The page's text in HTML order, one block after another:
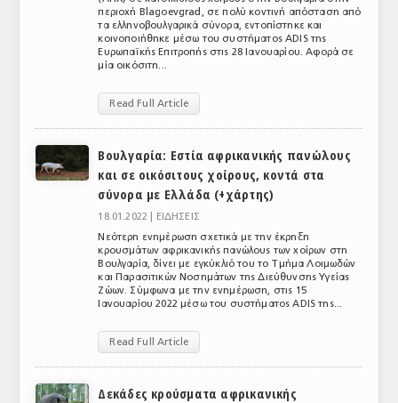
περιοχή Blagoevgrad, σε πολύ κοντινή απόσταση από
τα ελληνοβουλγαρικά σύνορα, εντοπίστηκε και
κοινοποιήθηκε μέσω του συστήματος ADIS της
Ευρωπαϊκής Επιτροπής στις 28 Ιανουαρίου. Αφορά σε
μία οικόσιτη...
Read Full Article
Βουλγαρία: Εστία αφρικανικής πανώλους
και σε οικόσιτους χοίρους, κοντά στα
σύνορα με Ελλάδα (+χάρτης)
18.01.2022 |
ΕΙΔΗΣΕΙΣ
Νεότερη ενημέρωση σχετικά με την έκρηξη
κρουσμάτων αφρικανικής πανώλους των χοίρων στη
Βουλγαρία, δίνει με εγκύκλιό του το Τμήμα Λοιμωδών
και Παρασιτικών Νοσημάτων της Διεύθυνσης Υγείας
Ζώων. Σύμφωνα με την ενημέρωση, στις 15
Ιανουαρίου 2022 μέσω του συστήματος ADIS της...
Read Full Article
Δεκάδες κρούσματα αφρικανικής